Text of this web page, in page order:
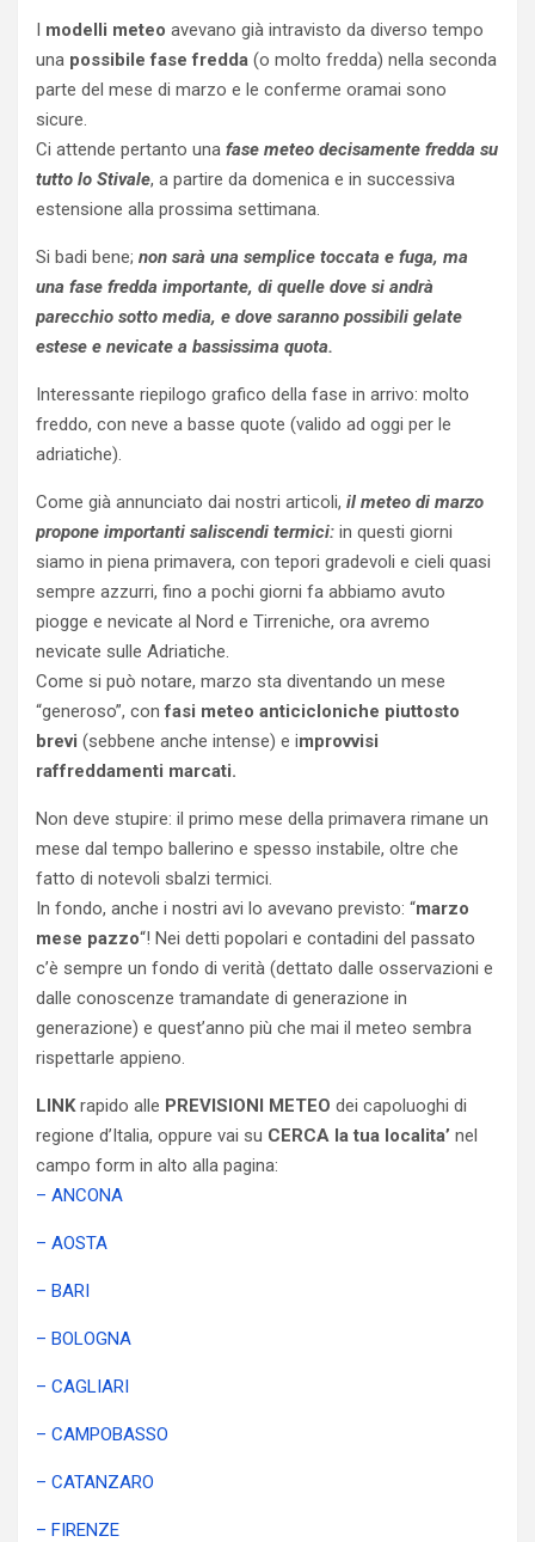
I modelli meteo avevano già intravisto da diverso tempo
una possibile fase fredda (o molto fredda) nella seconda
parte del mese di marzo e le conferme oramai sono
sicure.
Ci attende pertanto una fase meteo decisamente fredda su
tutto lo Stivale, a partire da domenica e in successiva
estensione alla prossima settimana.
Si badi bene; non sarà una semplice toccata e fuga, ma
una fase fredda importante, di quelle dove si andrà
parecchio sotto media, e dove saranno possibili gelate
estese e nevicate a bassissima quota.
Interessante riepilogo grafico della fase in arrivo: molto
freddo, con neve a basse quote (valido ad oggi per le
adriatiche).
Come già annunciato dai nostri articoli, il meteo di marzo
propone importanti saliscendi termici: in questi giorni
siamo in piena primavera, con tepori gradevoli e cieli quasi
sempre azzurri, fino a pochi giorni fa abbiamo avuto
piogge e nevicate al Nord e Tirreniche, ora avremo
nevicate sulle Adriatiche.
Come si può notare, marzo sta diventando un mese
“generoso”, confasi meteo anticicloniche piuttosto
brevi (sebbene anche intense) e improvvisi
raffreddamenti marcati.
Non deve stupire: il primo mese della primavera rimane un
mese dal tempo ballerino e spesso instabile, oltre che
fatto di notevoli sbalzi termici.
In fondo, anche i nostri avi lo avevano previsto: “marzo
mese pazzo“! Nei detti popolari e contadini del passato
c’è sempre un fondo di verità (dettato dalle osservazioni e
dalle conoscenze tramandate di generazione in
generazione) e quest’anno più che mai il meteo sembra
rispettarle appieno.
LINKrapido alle PREVISIONI METEO dei capoluoghi di
regione d’Italia, oppure vai su CERCA la tua localita’ nel
campo form in alto alla pagina:
– ANCONA
– AOSTA
– BARI
– BOLOGNA
– CAGLIARI
– CAMPOBASSO
– CATANZARO
– FIRENZE